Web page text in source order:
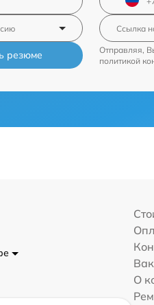
резюме
Отправляя,
политикой
О